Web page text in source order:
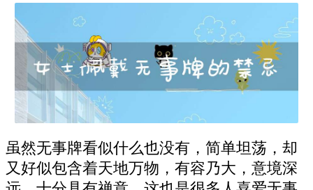
虽然无事牌看似什么也没有，简单坦荡，却
又好似包含着天地万物，有容乃大，意境深